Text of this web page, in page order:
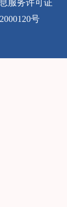
服务许可证
号